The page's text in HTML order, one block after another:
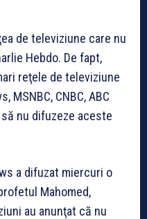
de televiziune care nu
Hebdo. De fapt,
reţele de televiziune
MSNBC, CNBC, ABC
nu difuzeze aceste
a difuzat miercuri o
Mahomed,
au anunţat că nu